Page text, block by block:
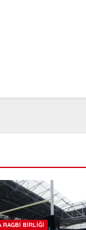
RAGBI BIRLIĞI